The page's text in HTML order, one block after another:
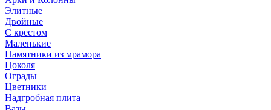
Элитные
Двойные
С крестом
Маленькие
Памятники из мрамора
Цоколя
Ограды
Цветники
Надгробная плита